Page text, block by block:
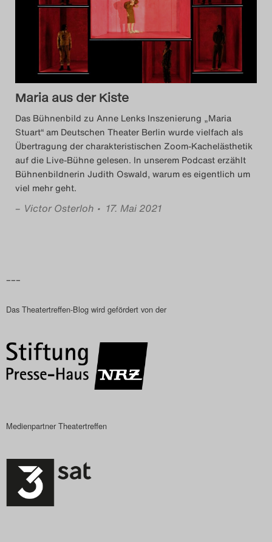
Das Theatertreffen-Blog
2014
Das Theatertreffen-Blog
2015
Das Theatertreffen-Blog
2016
Das Theatertreffen-Blog
2017
2018 Alumni
Das Theatertreffen-Blog
2019
Das Theatertreffen-Blog
Das Theatertreffen-Blog
Maria aus der Kiste
Das Bühnenbild zu Anne Lenks Inszenierung „Maria
Stuart“ am Deutschen Theater Berlin wurde vielfach als
Übertragung der charakteristischen Zoom-Kachelästhetik
auf die Live-Bühne gelesen. In unserem Podcast erzählt
Bühnenbildnerin Judith Oswald, warum es eigentlich um
viel mehr geht.
– Victor Osterloh • 17. Mai 2021
–––
Das Theatertreffen-Blog wird gefördert von der
Medienpartner Theatertreffen